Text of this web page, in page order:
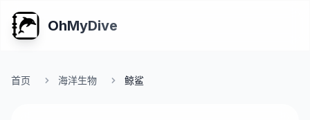
OhMyDive
首页 海洋生物 鲸鲨